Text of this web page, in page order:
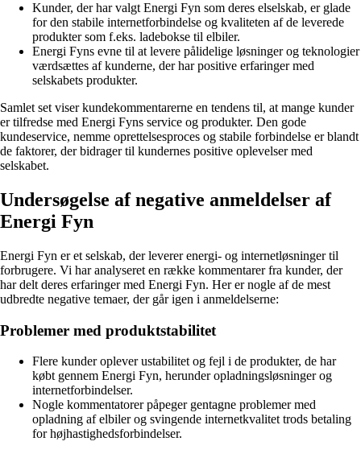
Kunder, der har valgt Energi Fyn som deres elselskab, er glade
for den stabile internetforbindelse og kvaliteten af de leverede
produkter som f.eks. ladebokse til elbiler.
Energi Fyns evne til at levere pålidelige løsninger og teknologier
værdsættes af kunderne, der har positive erfaringer med
selskabets produkter.
Samlet set viser kundekommentarerne en tendens til, at mange kunder
er tilfredse med Energi Fyns service og produkter. Den gode
kundeservice, nemme oprettelsesproces og stabile forbindelse er blandt
de faktorer, der bidrager til kundernes positive oplevelser med
selskabet.
Undersøgelse af negative anmeldelser af
Energi Fyn
Energi Fyn er et selskab, der leverer energi- og internetløsninger til
forbrugere. Vi har analyseret en række kommentarer fra kunder, der
har delt deres erfaringer med Energi Fyn. Her er nogle af de mest
udbredte negative temaer, der går igen i anmeldelserne:
Problemer med produktstabilitet
Flere kunder oplever ustabilitet og fejl i de produkter, de har
købt gennem Energi Fyn, herunder opladningsløsninger og
internetforbindelser.
Nogle kommentatorer påpeger gentagne problemer med
opladning af elbiler og svingende internetkvalitet trods betaling
for højhastighedsforbindelser.